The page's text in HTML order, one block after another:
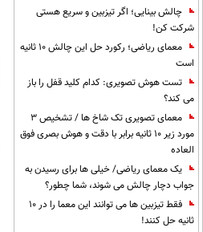
چالش بینایی؛ اگر تیزبین و سریع هستی
شرکت کن!
معمای ریاضی؛ رکورد حل این چالش 10 ثانیه
است
تست هوش تصویری: کدام کلید قفل را باز
می کند؟
معمای تصویری تک شاخ ها / تشخیص 3
مورد زیر 10 ثانیه برابر با دقت و هوش بصری فوق
العاده
یک معمای ریاضی/ خیلی ها برای رسیدن به
جواب دچار چالش می شوند، شما چطور؟
فقط تیزبین ها می توانند این معما را در 10
ثانیه حل کنند!